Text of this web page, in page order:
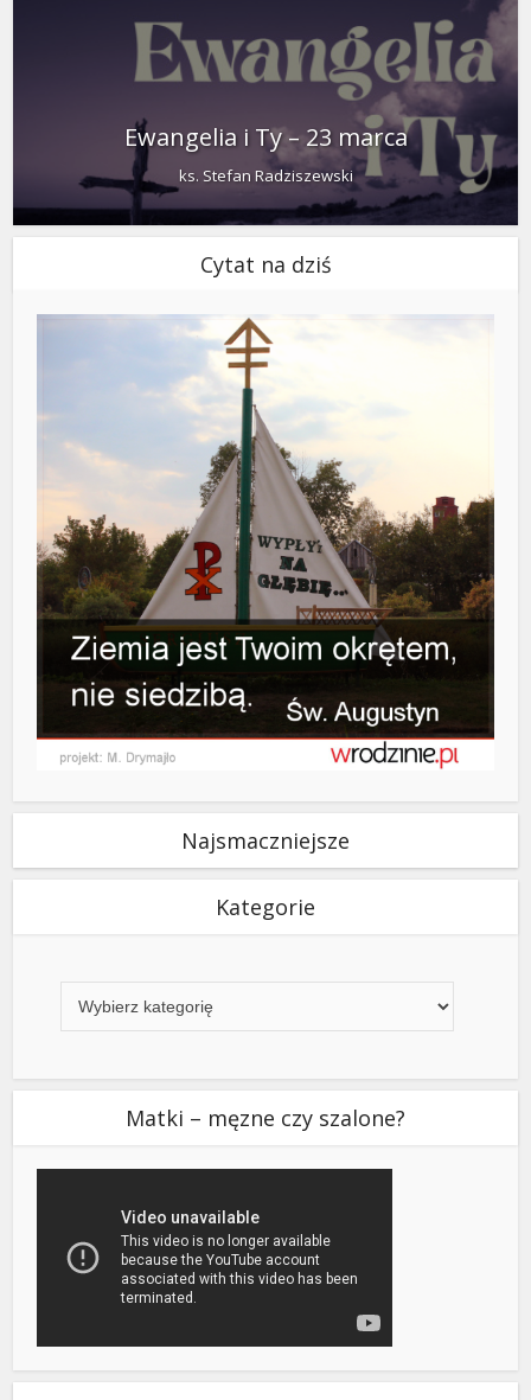
Ewangelia i Ty – 23 marca
ks. Stefan Radziszewski
Cytat na dziś
Najsmaczniejsze
Kategorie
Matki – męzne czy szalone?